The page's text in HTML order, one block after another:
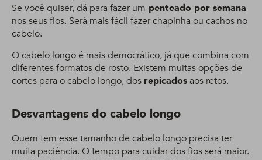
Se você quiser, dá para fazer um penteado por semana
nos seus fios. Será mais fácil fazer chapinha ou cachos no
cabelo.
O cabelo longo é mais democrático, já que combina com
diferentes formatos de rosto. Existem muitas opções de
cortes para o cabelo longo, dosrepicadosaos retos.
Desvantagens do cabelo longo
Quem tem esse tamanho de cabelo longo precisa ter
muita paciência. O tempo para cuidar dos fios será maior.